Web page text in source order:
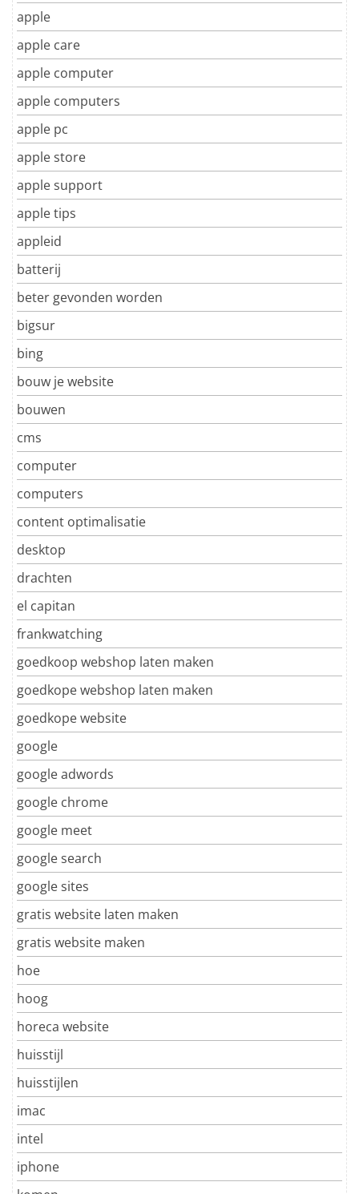
apple
apple care
apple computer
apple computers
apple pc
apple store
apple support
apple tips
appleid
batterij
beter gevonden worden
bigsur
bing
bouw je website
bouwen
cms
computer
computers
content optimalisatie
desktop
drachten
el capitan
frankwatching
goedkoop webshop laten maken
goedkope webshop laten maken
goedkope website
google
google adwords
google chrome
google meet
google search
google sites
gratis website laten maken
gratis website maken
hoe
hoog
horeca website
huisstijl
huisstijlen
imac
intel
iphone